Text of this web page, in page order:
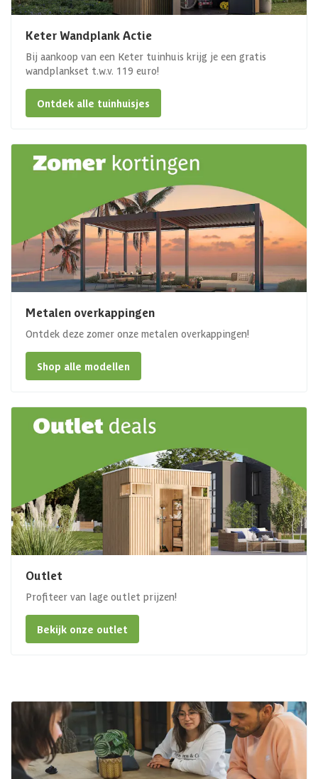
Keter Wandplank Actie
Bij aankoop van een Keter tuinhuis krijg je een gratis
wandplankset t.w.v. 119 euro!
Ontdek alle tuinhuisjes
Metalen overkappingen
Ontdek deze zomer onze metalen overkappingen!
Shop alle modellen
Outlet
Profiteer van lage outlet prijzen!
Bekijk onze outlet